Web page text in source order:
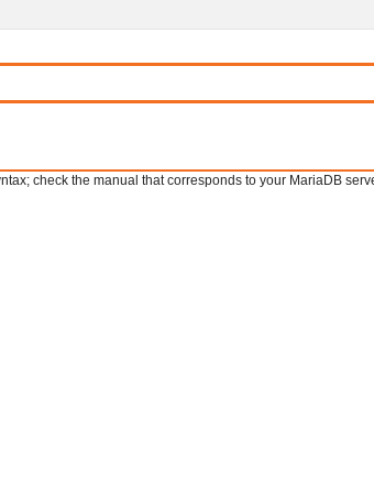
check the manual that corresponds to your MariaDB